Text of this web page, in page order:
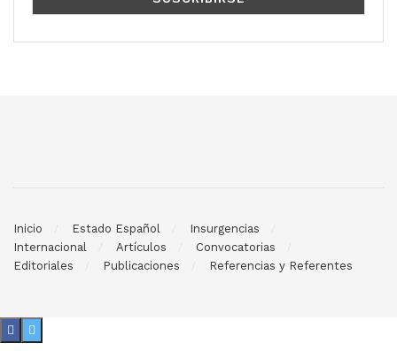
Inicio Estado Español
Insurgencias
Internacional
Artículos
Convocatorias
Editoriales
Publicaciones Referencias y Referentes